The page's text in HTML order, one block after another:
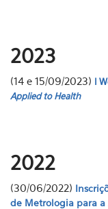
2023
(14 e 15/09/2023) I
Applied to Health
2022
(30/06/2022)
de Metrologia para